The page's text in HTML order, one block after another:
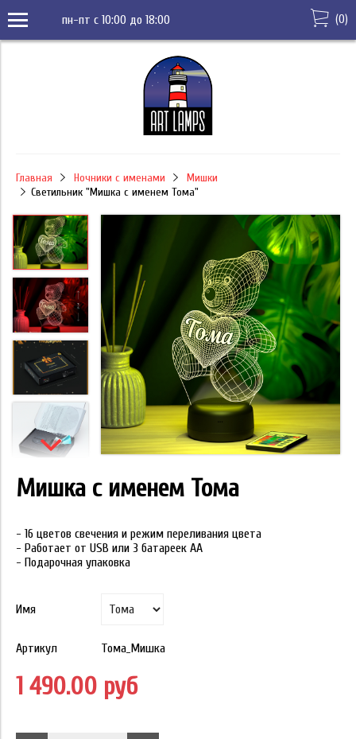
пн-пт с 10:00 до 18:00 (0)
Главная Ночники с именами
Мишки
Светильник "Мишка с именем Тома"
Мишка с именем Тома
- 16 цветов свечения и режим переливания цвета
- Работает от USB или 3 батареек АА
- Подарочная упаковка
Имя
Артикул Тома_Мишка
1 490.00 руб